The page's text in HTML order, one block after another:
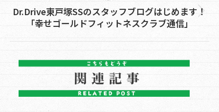
Next
post:
Dr.Drive東戸塚SSのスタッフブログはじめます！
「幸せゴールドフィットネスクラブ通信」